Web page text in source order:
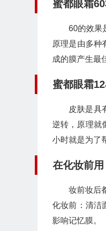
蜜都眼霜
60的效果
原理是由多种
成的膜产生最
蜜都眼霜
皮肤是具
逆转，原理就
小时就是为了
在化妆前
妆前妆后
化妆前：清洁
影响记忆膜。